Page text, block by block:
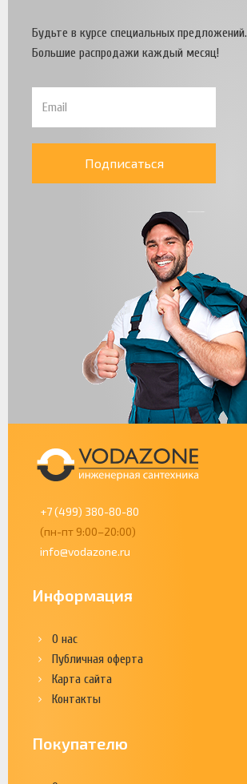
Будьте в курсе специальных предложений.
Большие распродажи каждый месяц!
Подписаться
+7 (499) 380-80-80
(пн-пт 9:00–20:00)
info@vodazone.ru
Информация
О нас
Публичная оферта
Карта сайта
Контакты
Покупателю